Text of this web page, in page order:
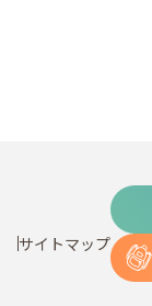
サイトマップ